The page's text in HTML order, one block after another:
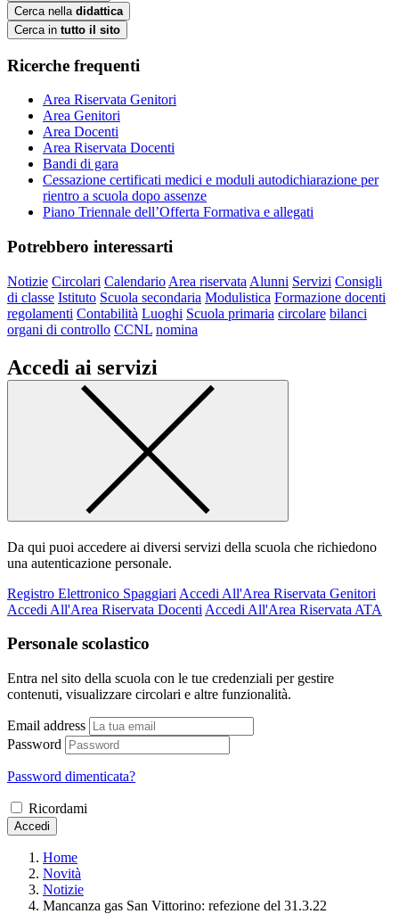
Cerca nella didattica
Cerca in tutto il sito
Ricerche frequenti
Area Riservata Genitori
Area Genitori
Area Docenti
Area Riservata Docenti
Bandi di gara
Cessazione certificati medici e moduli autodichiarazione per
rientro a scuola dopo assenze
Piano Triennale dell’Offerta Formativa e allegati
Potrebbero interessarti
Notizie Circolari Calendario Area riservata Alunni Servizi Consigli
di classe Istituto Scuola secondaria Modulistica Formazione docenti
regolamenti Contabilità Luoghi Scuola primaria circolare bilanci
organi di controllo CCNL nomina
Accedi ai servizi
Da qui puoi accedere ai diversi servizi della scuola che richiedono
una autenticazione personale.
Registro Elettronico Spaggiari Accedi All'Area Riservata Genitori
Accedi All'Area Riservata Docenti Accedi All'Area Riservata ATA
Personale scolastico
Entra nel sito della scuola con le tue credenziali per gestire
contenuti, visualizzare circolari e altre funzionalità.
Email address
Password
Password dimenticata?
Ricordami
Accedi
Home
Novità
Notizie
Mancanza gas San Vittorino: refezione del 31.3.22